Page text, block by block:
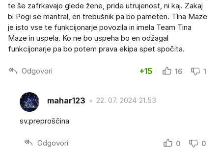
te še zafrkavajo glede žene, pride utrujenost, ni kaj. Zakaj
bi Pogi se mantral, en trebušnik pa bo pameten. TIna Maze
je isto vse te funkcijonarje povozila in imela Team Tina
Maze in uspela. Ko ne bo uspeha bo en odžagal
funkcijonarje pa bo potem prava ekipa spet spočita.
Odgovori +15 16 1
mahar123 22. 07. 2024 21.53
sv.preproščina
Odgovori 0 0